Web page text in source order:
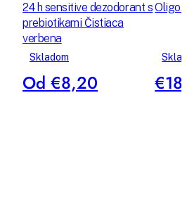
24 h sensitive dezodorant s
prebiotikami Čistiaca
verbena
Skladom
Od €8,20